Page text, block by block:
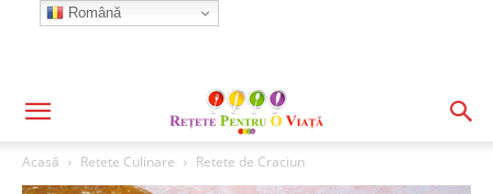
Acasă Retete Culinare Retete de Craciun
Română